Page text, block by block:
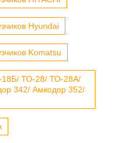
Hyundai
Komatsu
18Б/ ТО-28/ ТО-28А/
342/ Амкодор 352/